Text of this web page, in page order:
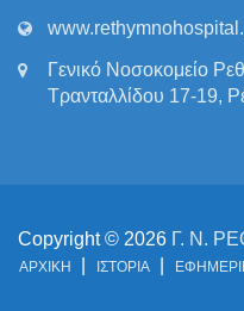
Γενικό Νοσοκομείο
Τρανταλλίδου 17-19,
Copyright © 2026 Γ. Ν.
ΑΡΧΙΚΗ ΙΣΤΟΡΙΑ